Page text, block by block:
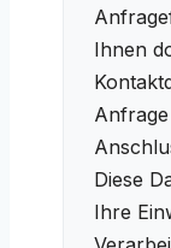
Ihnen
Diese
Ihre